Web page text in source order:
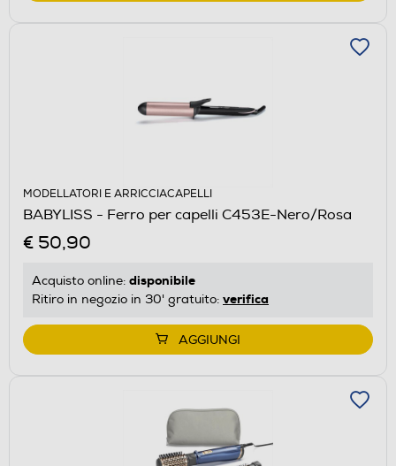
MODELLATORI E ARRICCIACAPELLI
BABYLISS - Ferro per capelli C453E-Nero/Rosa
€ 50,90
Acquisto online: disponibile
Ritiro in negozio in 30' gratuito: verifica
AGGIUNGI